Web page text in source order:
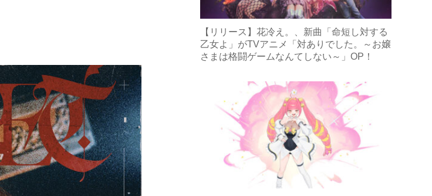
【リリース】花冷え。、新曲「命短し対する
乙女よ」がTVアニメ「対ありでした。～お嬢
さまは格闘ゲームなんてしない～」OP！